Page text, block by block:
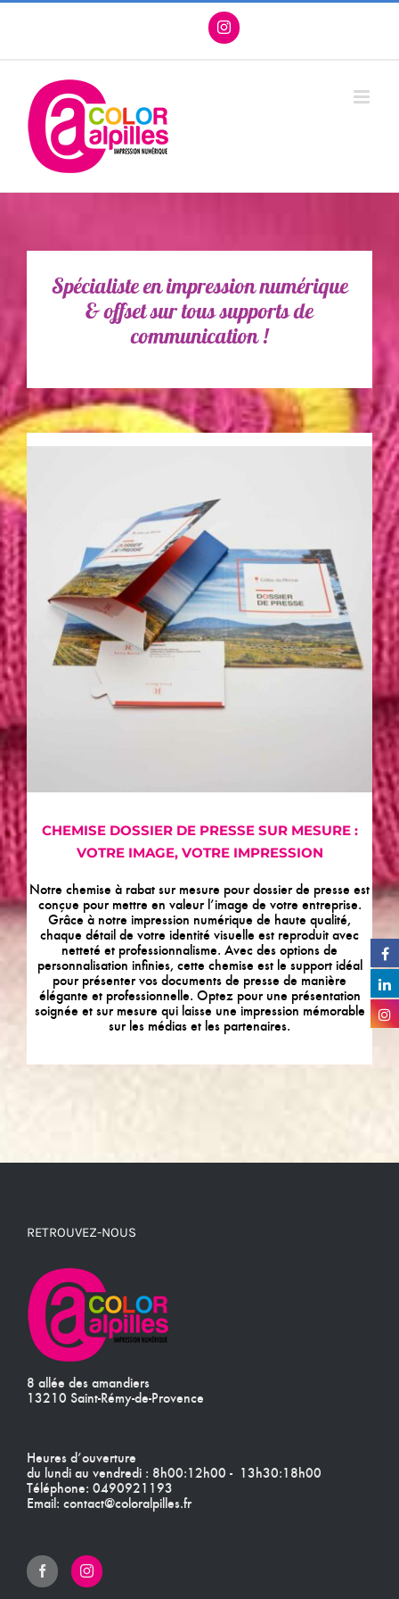
Passer
Spécialiste en impression numérique
& offset sur tous supports de
communication !
CHEMISE DOSSIER DE PRESSE SUR MESURE :
VOTRE IMAGE, VOTRE IMPRESSION
Notre chemise à rabat sur mesure pour dossier de presse est
conçue pour mettre en valeur l’image de votre entreprise.
Grâce à notre impression numérique de haute qualité,
chaque détail de votre identité visuelle est reproduit avec
netteté et professionnalisme. Avec des options de
personnalisation infinies, cette chemise est le support idéal
pour présenter vos documents de presse de manière
élégante et professionnelle. Optez pour une présentation
soignée et sur mesure qui laisse une impression mémorable
sur les médias et les partenaires.
RETROUVEZ-NOUS
8 allée des amandiers
13210 Saint-Rémy-de-Provence
Heures d’ouverture
du lundi au vendredi : 8h00:12h00 - 13h30:18h00
Téléphone: 0490921193
Email: contact@coloralpilles.fr